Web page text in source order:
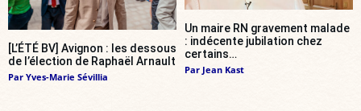
[L’ÉTÉ BV] Avignon : les dessous
de l’élection de Raphaël Arnault
Par Yves-Marie Sévillia
Un maire RN gravement malade
: indécente jubilation chez
certains…
Par Jean Kast